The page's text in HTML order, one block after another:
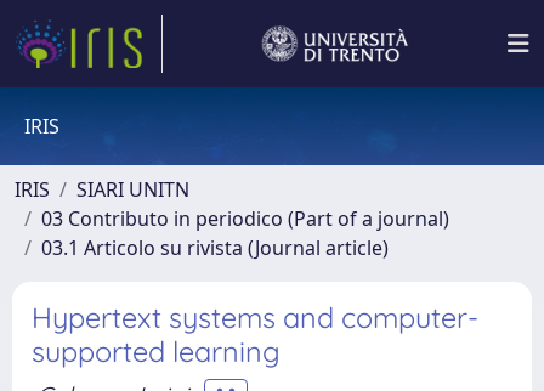
IRIS
IRIS
SIARI UNITN
03 Contributo in periodico (Part of a journal)
03.1 Articolo su rivista (Journal article)
Hypertext systems and computer-
supported learning